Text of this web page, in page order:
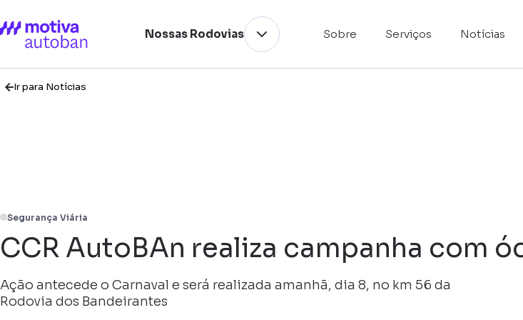
Nossas Rodovias Sobre Serviços Notícias
Ir para Notícias
Segurança Viária
CCR AutoBAn realiza campanha com
Ação antecede o Carnaval e será realizada amanhã, dia 8, no km 56 da
Rodovia dos Bandeirantes